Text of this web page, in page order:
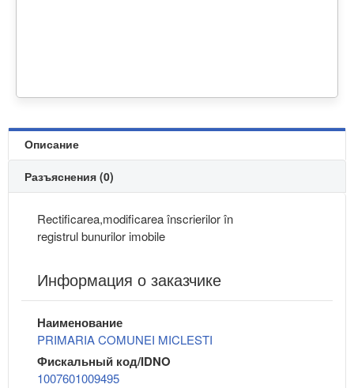
Описание
Разъяснения (0)
Rectificarea,modificarea înscrierilor în
registrul bunurilor imobile
Информация о заказчике
Наименование
PRIMARIA COMUNEI MICLESTI
Фискальный код/IDNO
1007601009495